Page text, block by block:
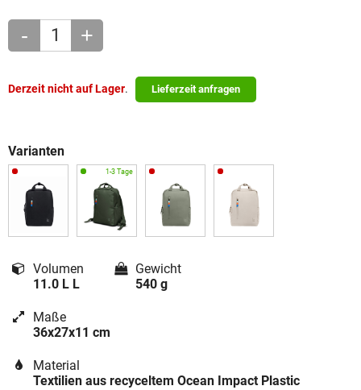
- +
Derzeit nicht auf Lager. Lieferzeit anfragen
Varianten
Volumen
11.0 L L
Gewicht
540 g
Maße
36x27x11 cm
Material
Textilien aus recyceltem Ocean Impact Plastic